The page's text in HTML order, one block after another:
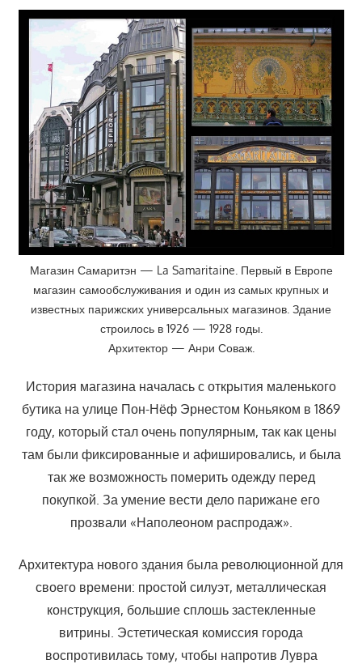
Магазин Самаритэн — La Samaritaine. Первый в Европе
магазин самообслуживания и один из самых крупных и
известных парижских универсальных магазинов. Здание
строилось в 1926 — 1928 годы.
Архитектор — Анри Соваж.
История магазина началась с открытия маленького
бутика на улице Пон-Нёф Эрнестом Коньяком в 1869
году, который стал очень популярным, так как цены
там были фиксированные и афишировались, и была
так же возможность померить одежду перед
покупкой. За умение вести дело парижане его
прозвали «Наполеоном распродаж».
Архитектура нового здания была революционной для
своего времени: простой силуэт, металлическая
конструкция, большие сплошь застекленные
витрины. Эстетическая комиссия города
воспротивилась тому, чтобы напротив Лувра